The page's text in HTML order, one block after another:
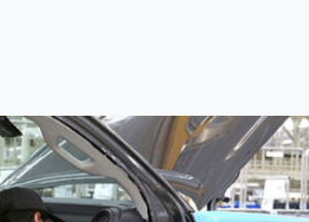
González